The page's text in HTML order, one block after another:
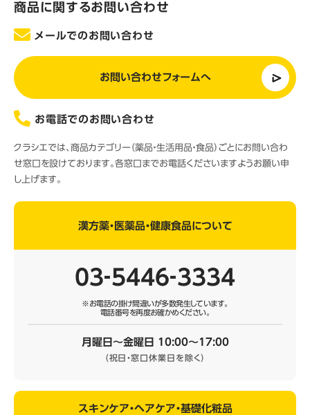
商品に関するお問い合わせ
メールでのお問い合わせ
お問い合わせフォームへ
お電話でのお問い合わせ
クラシエでは、商品カテゴリー（薬品・生活用品・食品）ごとにお問い合わ
せ窓口を設けております。各窓口までお電話くださいますようお願い申
し上げます。
漢方薬・医薬品・健康食品について
03‐5446‐3334
※お電話の掛け間違いが多数発生しています。
電話番号を再度お確かめください。
月曜日～金曜日 10:00～17:00
（祝日・窓口休業日を除く）
スキンケア・ヘアケア・基礎化粧品